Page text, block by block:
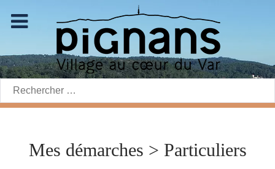
Rechercher:
Mes démarches > Particuliers